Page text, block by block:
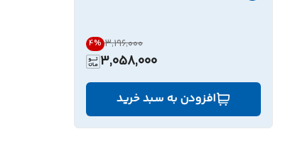
۳٬۱۹۶٬۰۰۰ 4%
3,058,000
افزودن به سبد خرید